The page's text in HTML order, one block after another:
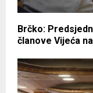
Brčko:
članove Vijeća